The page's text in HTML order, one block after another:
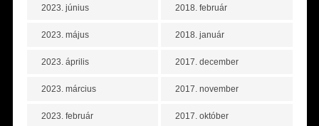
2023. június
2023. május
2023. április
2023. március
2023. február
2018. február
2018. január
2017. december
2017. november
2017. október